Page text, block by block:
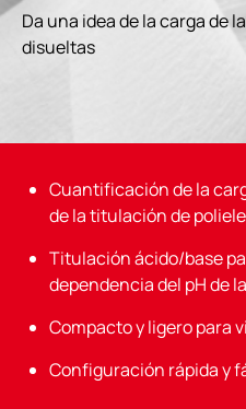
Da una idea de la carga de
disueltas
Cuantificación de la
de la titulación de
Titulación ácido/base
dependencia del pH de
Compacto y ligero para
Configuración rápida y